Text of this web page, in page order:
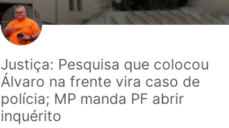
Justiça: Pesquisa que colocou
Álvaro na frente vira caso de
polícia; MP manda PF abrir
inquérito